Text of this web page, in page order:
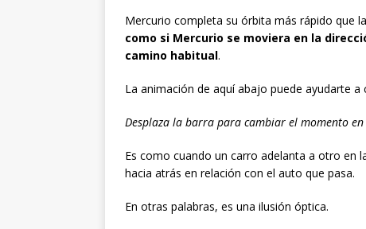
Mercurio completa su órbita más rápido que
como si Mercurio se moviera en la
camino habitual.
La animación de aquí abajo puede ayudarte
Desplaza la barra para cambiar el momento
Es como cuando un carro adelanta a otro en
hacia atrás en relación con el auto que pasa.
En otras palabras, es una ilusión óptica.